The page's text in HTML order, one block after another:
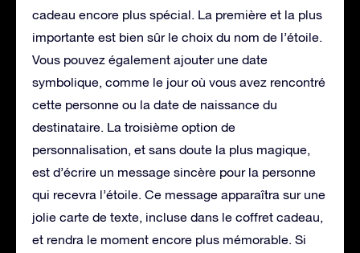
cadeau encore plus spécial. La première et la plus
importante est bien sûr le choix du nom de l’étoile.
Vous pouvez également ajouter une date
symbolique, comme le jour où vous avez rencontré
cette personne ou la date de naissance du
destinataire. La troisième option de
personnalisation, et sans doute la plus magique,
est d’écrire un message sincère pour la personne
qui recevra l’étoile. Ce message apparaîtra sur une
jolie carte de texte, incluse dans le coffret cadeau,
et rendra le moment encore plus mémorable. Si